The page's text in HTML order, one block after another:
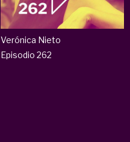
Verónica Nieto
Episodio 262